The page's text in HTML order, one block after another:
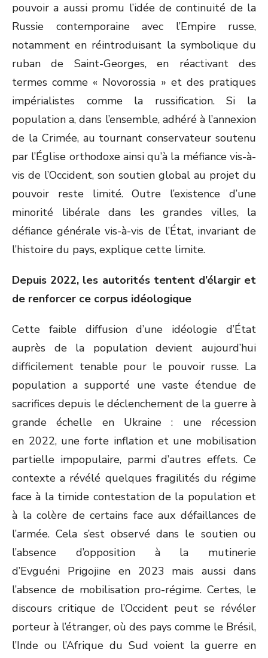
pouvoir a aussi promu l’idée de continuité de la
Russie contemporaine avec l’Empire russe,
notamment en réintroduisant la symbolique du
ruban de Saint-Georges, en réactivant des
termes comme « Novorossia » et des pratiques
impérialistes comme la russification. Si la
population a, dans l’ensemble, adhéré à l’annexion
de la Crimée, au tournant conservateur soutenu
par l’Église orthodoxe ainsi qu’à la méfiance vis-à-
vis de l’Occident, son soutien global au projet du
pouvoir reste limité. Outre l’existence d’une
minorité libérale dans les grandes villes, la
défiance générale vis-à-vis de l’État, invariant de
l’histoire du pays, explique cette limite.
Depuis 2022, les autorités tentent d’élargir et
de renforcer ce corpus idéologique
Cette faible diffusion d’une idéologie d’État
auprès de la population devient aujourd’hui
difficilement tenable pour le pouvoir russe. La
population a supporté une vaste étendue de
sacrifices depuis le déclenchement de la guerre à
grande échelle en Ukraine : une récession
en 2022, une forte inflation et une mobilisation
partielle impopulaire, parmi d’autres effets. Ce
contexte a révélé quelques fragilités du régime
face à la timide contestation de la population et
à la colère de certains face aux défaillances de
l’armée. Cela s’est observé dans le soutien ou
l’absence d’opposition à la mutinerie
d’Evguéni Prigojine en 2023 mais aussi dans
l’absence de mobilisation pro-régime. Certes, le
discours critique de l’Occident peut se révéler
porteur à l’étranger, où des pays comme le Brésil,
l’Inde ou l’Afrique du Sud voient la guerre en